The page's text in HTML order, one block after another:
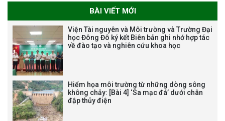
Tạm dừng công tác tuyển dụng
viên chức, người lao động các
vị trí việc làm chức danh nghề
BÀI VIẾT MỚI
Viện Tài nguyên và Môi trường và Trường Đại
học Đông Đô ký kết Biên bản ghi nhớ hợp tác
về đào tạo và nghiên cứu khoa học
Hiểm họa môi trường từ những dòng sông
không chảy: [Bài 4] ‘Sa mạc đá’ dưới chân
đập thủy điện